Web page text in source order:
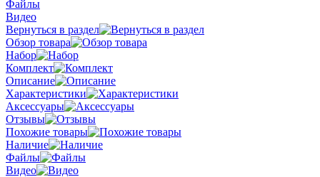
Файлы
Видео
Вернуться в раздел
Обзор товара
Набор
Комплект
Описание
Характеристики
Аксессуары
Отзывы
Похожие товары
Наличие
Файлы
Видео